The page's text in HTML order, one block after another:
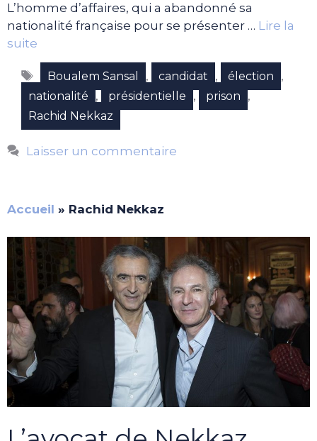
L’homme d’affaires, qui a abandonné sa
nationalité française pour se présenter … Lire la
suite
Étiquettes
Boualem Sansal , candidat , élection ,
nationalité , présidentielle , prison ,
Rachid Nekkaz
Laisser un commentaire
Accueil » Rachid Nekkaz